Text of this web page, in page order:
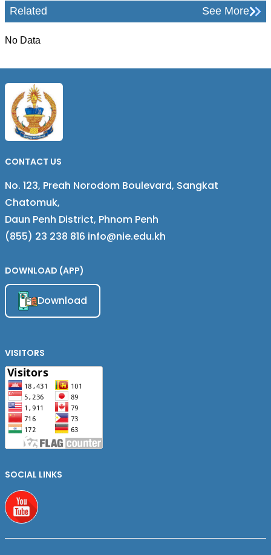
Related See More
No Data
CONTACT US
No. 123, Preah Norodom Boulevard, Sangkat
Chatomuk,
Daun Penh District, Phnom Penh
(855) 23 238 816 info@nie.edu.kh
DOWNLOAD (APP)
Download
VISITORS
SOCIAL LINKS